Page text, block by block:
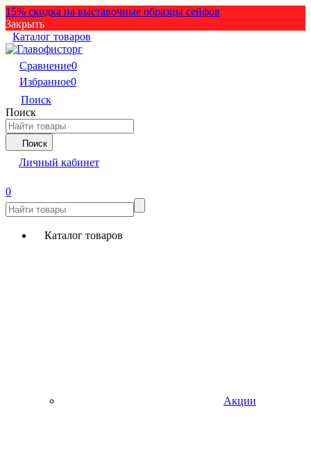
15% скидка на выставочные образцы сейфов
Закрыть
Каталог товаров
Сравнение0
Избранное0
Поиск
Поиск
Поиск
Личный кабинет
0
Каталог товаров
Акции